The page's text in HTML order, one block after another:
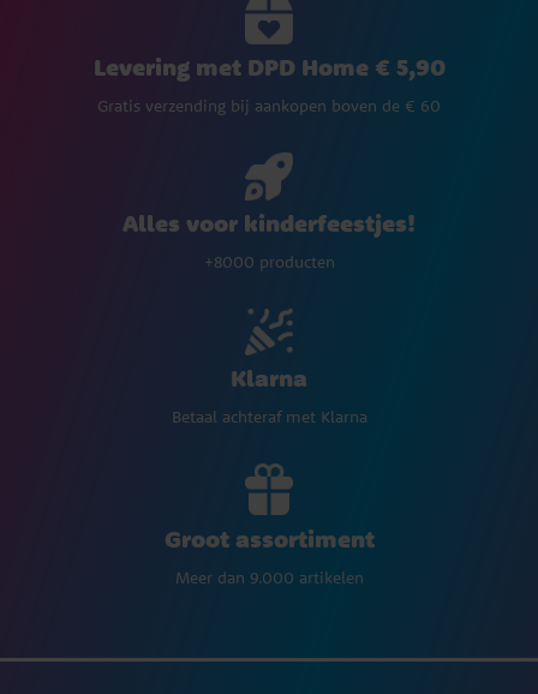
Levering met DPD Home € 5,90
Gratis verzending bij aankopen boven de € 60
Alles voor kinderfeestjes!
+8000 producten
Klarna
Betaal achteraf met Klarna
Groot assortiment
Meer dan 9.000 artikelen